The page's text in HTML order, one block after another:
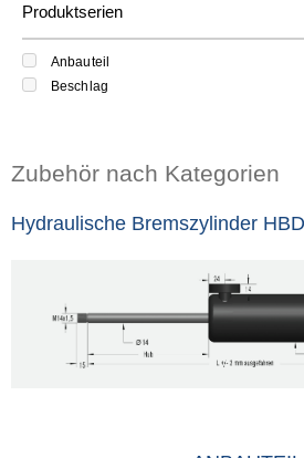
Produktserien
Anbauteil
Beschlag
Zubehör nach Kategorien
Hydraulische Bremszylinder